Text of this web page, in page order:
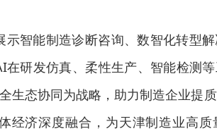
示智能制造诊断咨询、数智化转型
在研发仿真、柔性生产、智能检测
生态协同为战略，助力制造企业提
经济深度融合，为天津制造业高质